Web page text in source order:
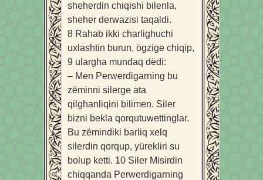
sheherdin chiqishi bilenla,
sheher derwazisi taqaldi.
8 Rahab ikki charlighuchi
uxlashtin burun, ögzige chiqip,
9 ulargha mundaq dëdi:
– Men Perwerdigarning bu
zëminni silerge ata
qilghanliqini bilimen. Siler
bizni bekla qorqutuwettinglar.
Bu zëmindiki barliq xelq
silerdin qorqup, yürekliri su
bolup ketti. 10 Siler Misirdin
chiqqanda Perwerdigarning